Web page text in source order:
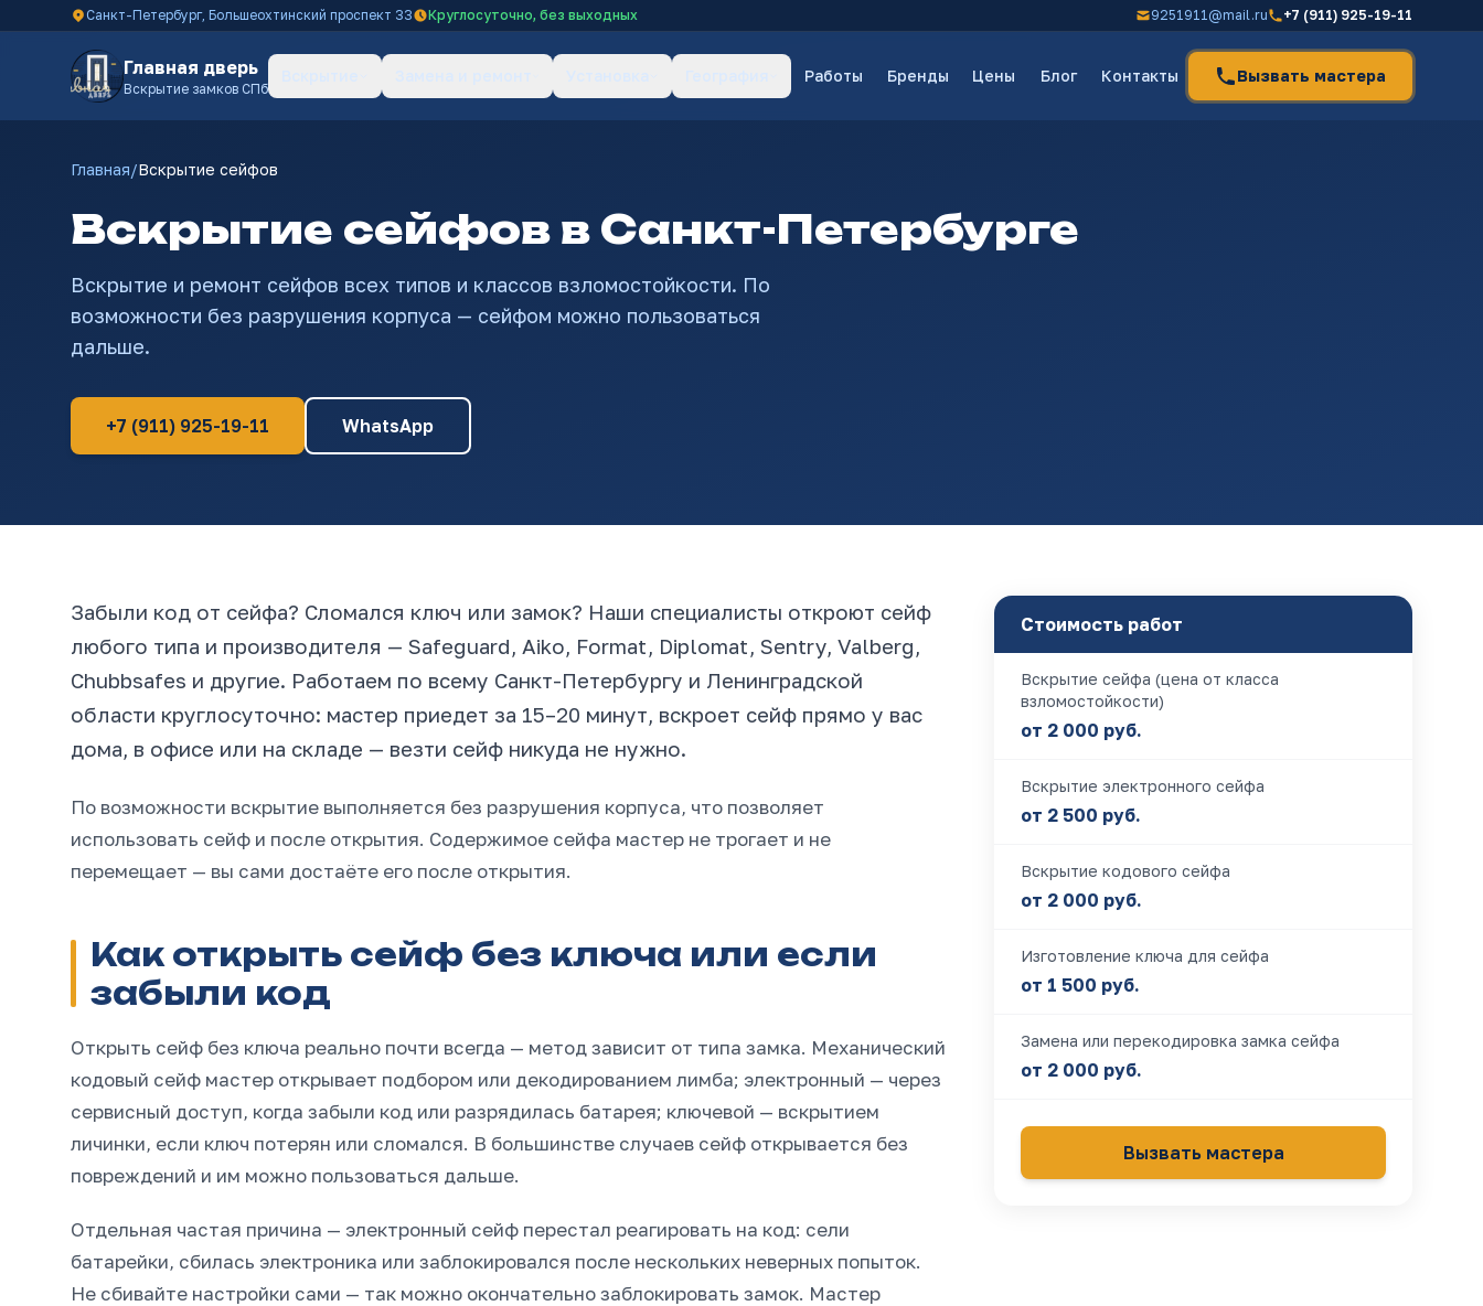
Санкт-Петербург, Большеохтинский проспект 33 Круглосуточно, без выходных 9251911@mail.ru +7 (911) 925-19-11
Главная дверь
Вскрытие замков СПб
Работы Бренды Цены Блог Контакты Вызвать мастера
Главная/Вскрытие сейфов
Вскрытие сейфов в Санкт-Петербурге
Вскрытие и ремонт сейфов всех типов и классов взломостойкости. По
возможности без разрушения корпуса — сейфом можно пользоваться
дальше.
+7 (911) 925-19-11 WhatsApp
Забыли код от сейфа? Сломался ключ или замок? Наши специалисты откроют сейф
любого типа и производителя — Safeguard, Aiko, Format, Diplomat, Sentry, Valberg,
Chubbsafes и другие. Работаем по всему Санкт-Петербургу и Ленинградской
области круглосуточно: мастер приедет за 15–20 минут, вскроет сейф прямо у вас
дома, в офисе или на складе — везти сейф никуда не нужно.
По возможности вскрытие выполняется без разрушения корпуса, что позволяет
использовать сейф и после открытия. Содержимое сейфа мастер не трогает и не
перемещает — вы сами достаёте его после открытия.
Как открыть сейф без ключа или если
забыли код
Открыть сейф без ключа реально почти всегда — метод зависит от типа замка. Механический
кодовый сейф мастер открывает подбором или декодированием лимба; электронный — через
сервисный доступ, когда забыли код или разрядилась батарея; ключевой — вскрытием
личинки, если ключ потерян или сломался. В большинстве случаев сейф открывается без
повреждений и им можно пользоваться дальше.
Отдельная частая причина — электронный сейф перестал реагировать на код: сели
батарейки, сбилась электроника или заблокировался после нескольких неверных попыток.
Не сбивайте настройки сами — так можно окончательно заблокировать замок. Мастер
Стоимость работ
Вскрытие сейфа (цена от класса
взломостойкости)
от 2 000 руб.
Вскрытие электронного сейфа
от 2 500 руб.
Вскрытие кодового сейфа
от 2 000 руб.
Изготовление ключа для сейфа
от 1 500 руб.
Замена или перекодировка замка сейфа
от 2 000 руб.
Вызвать мастера